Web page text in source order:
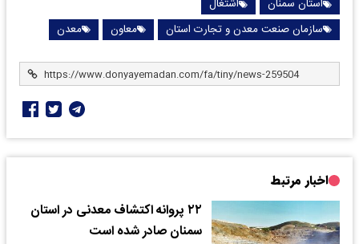
استان سمنان
اشتغال
سازمان صنعت معدن و تجارت استان
معاون معدن
اخبار مرتبط
۲۲ پروانه اکتشاف معدنی در استان
سمنان صادر شده است